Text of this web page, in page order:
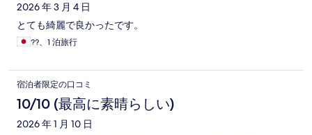
2026 年 3 月 4 日
とても綺麗で良かったです。
??、1 泊旅行
宿泊者限定の口コミ
10/10 (最高に素晴らしい)
2026 年 1 月 10 日